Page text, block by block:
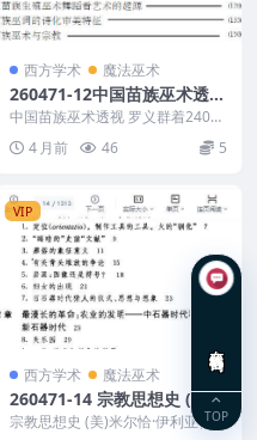
西方学术 魔法巫术
260471-12中国苗族巫术透视
罗义群着240页
中国苗族巫术透视 罗义群着240
4 月前 46 5
VIP
西方学术 魔法巫术
260471-14 宗教思想史 (美)
米尔恰·伊利亚德着1313页
宗教思想史 (美)米尔恰·伊利亚德着
TOP